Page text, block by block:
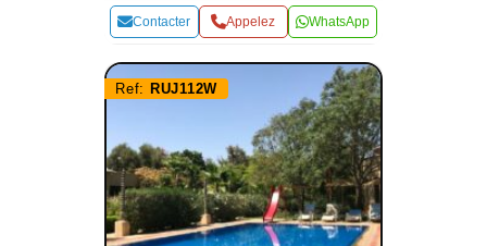
Contacter Appelez WhatsApp
Ref: RUJ112W